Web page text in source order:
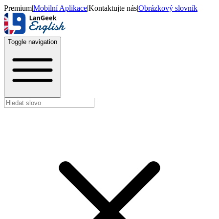
Premium|Mobilní Aplikace|Kontaktujte nás|Obrázkový slovník
Toggle navigation